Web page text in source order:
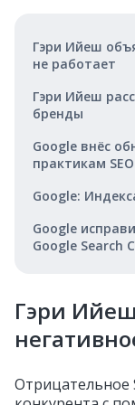
Гэри Ийеш
не работает
Гэри Ийеш
бренды
Google внёс
практикам
Google:
Google
Google Search
Гэри
Отрицательное